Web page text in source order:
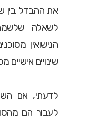
את ההבדל בין
לשאלה
הנישואין
שינויים אישיים
לדעתי, אם
לעבור הם